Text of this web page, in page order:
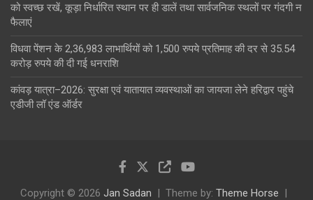
को स्वच्छ रखें, कूड़ा निर्धारित स्थान पर ही डालें तथा सार्वजनिक स्थलों पर गंदगी न
फैलाएं
विधवा पेंशन के 2,36,983 लाभार्थियों को 1,500 रुपये प्रतिमाह की दर से 35.54
करोड़ रुपये की दी गई धनराशि
कांवड़ यात्रा–2026: सुरक्षा एवं यातायात व्यवस्थाओं का जायजा लेने हरिद्वार पहुंचे
एडीजी लॉ एंड ऑर्डर
Copyright © 2026 Jan Sadan Theme by: Theme Horse